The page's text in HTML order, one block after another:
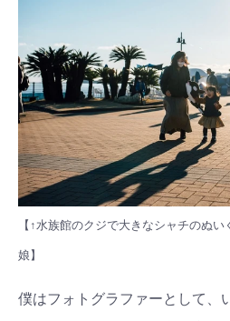
【↑水族館のクジで大きなシャチのぬ
娘】
僕はフォトグラファーとして、